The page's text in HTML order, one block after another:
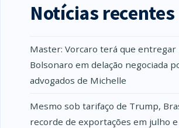
Notícias recentes
Master: Vorcaro terá que entregar
Bolsonaro em delação negociada
advogados de Michelle
Mesmo sob tarifaço de Trump,
recorde de exportações em julho